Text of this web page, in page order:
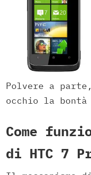
Polvere a
occhio la
Come
di HTC 7